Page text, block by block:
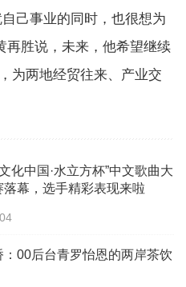
己事业的同时，也很想为
再胜说，未来，他希望继续
为两地经贸往来、产业交
化中国·水立方杯”中文歌曲大
落幕，选手精彩表现来啦
：00后台青罗怡恩的两岸茶饮